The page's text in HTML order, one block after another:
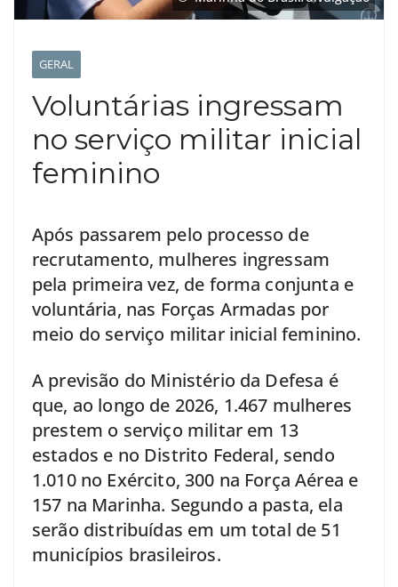
GERAL
Voluntárias ingressam
no serviço militar inicial
feminino
Após passarem pelo processo de
recrutamento, mulheres ingressam
pela primeira vez, de forma conjunta e
voluntária, nas Forças Armadas por
meio do serviço militar inicial feminino.
A previsão do Ministério da Defesa é
que, ao longo de 2026, 1.467 mulheres
prestem o serviço militar em 13
estados e no Distrito Federal, sendo
1.010 no Exército, 300 na Força Aérea e
157 na Marinha. Segundo a pasta, ela
serão distribuídas em um total de 51
municípios brasileiros.